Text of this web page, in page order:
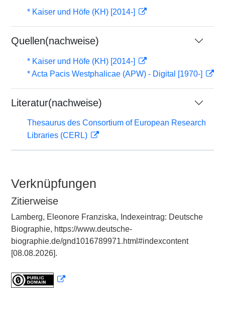
* Kaiser und Höfe (KH) [2014-]
Quellen(nachweise)
* Kaiser und Höfe (KH) [2014-]
* Acta Pacis Westphalicae (APW) - Digital [1970-]
Literatur(nachweise)
Thesaurus des Consortium of European Research
Libraries (CERL)
Verknüpfungen
Zitierweise
Lamberg, Eleonore Franziska, Indexeintrag: Deutsche
Biographie, https://www.deutsche-
biographie.de/gnd1016789971.html#indexcontent
[08.08.2026].